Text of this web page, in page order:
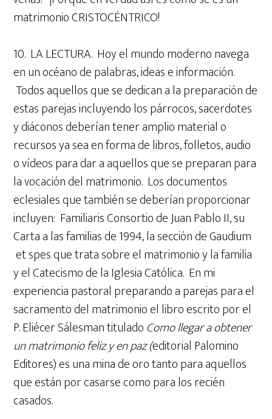
matrimonio CRISTOCÉNTRICO!
10. LA LECTURA. Hoy el mundo moderno navega
en un océano de palabras, ideas e información.
Todos aquellos que se dedican a la preparación de
estas parejas incluyendo los párrocos, sacerdotes
y diáconos deberían tener amplio material o
recursos ya sea en forma de libros, folletos, audio
o vídeos para dar a aquellos que se preparan para
la vocación del matrimonio. Los documentos
eclesiales que también se deberían proporcionar
incluyen: Familiaris Consortio de Juan Pablo II, su
Carta a las familias de 1994, la sección de Gaudium
et spes que trata sobre el matrimonio y la familia
y el Catecismo de la Iglesia Católica. En mi
experiencia pastoral preparando a parejas para el
sacramento del matrimonio el libro escrito por el
P. Eliécer Sálesman titulado Como llegar a obtener
un matrimonio feliz y en paz (editorial Palomino
Editores) es una mina de oro tanto para aquellos
que están por casarse como para los recién
casados.